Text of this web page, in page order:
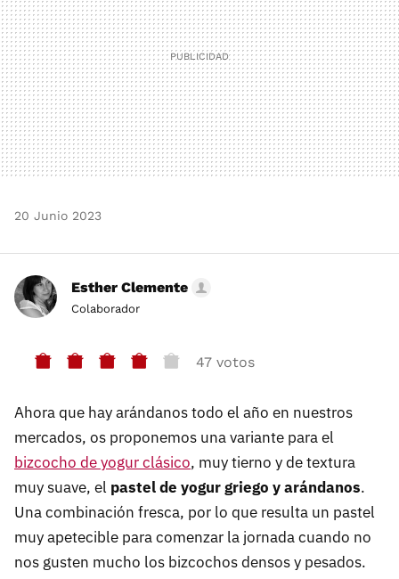
20 Junio 2023
Esther Clemente
Colaborador
47 votos
Ahora que hay arándanos todo el año en nuestros
mercados, os proponemos una variante para el
bizcocho de yogur clásico, muy tierno y de textura
muy suave, el pastel de yogur griego y arándanos.
Una combinación fresca, por lo que resulta un pastel
muy apetecible para comenzar la jornada cuando no
nos gusten mucho los bizcochos densos y pesados.